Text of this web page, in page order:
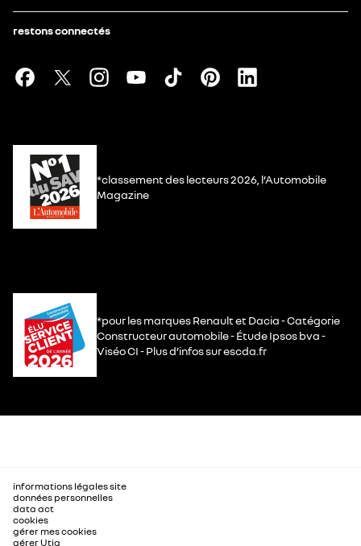
restons connectés
*classement des lecteurs 2026, l’Automobile
Magazine
*pour les marques Renault et Dacia - Catégorie
Constructeur automobile - Étude Ipsos bva -
Viséo CI - Plus d’infos sur escda.fr
informations légales site
données personnelles
data act
cookies
gérer mes cookies
gérer Utiq